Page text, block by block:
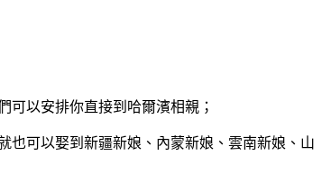
可以安排你直接到哈爾濱相親；
也可以娶到新疆新娘、內蒙新娘、雲南新娘、山